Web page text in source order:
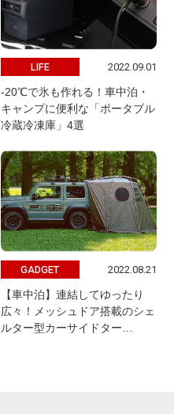
LIFE 2022.09.01
-20℃で氷も作れる！車中泊・
キャンプに便利な「ポータブル
冷蔵冷凍庫」4選
GADGET 2022.08.21
【車中泊】連結してゆったり
広々！メッシュドア搭載のシェ
ルター型カーサイドター…